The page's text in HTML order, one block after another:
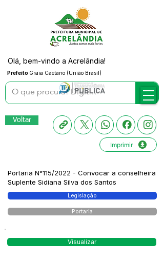
Prefeito Graia Caetano (União Brasil)
Olá, bem-vindo a Acrelândia!
Voltar
Imprimir
Portaria N°115/2022 - Convocar a conselheira
Suplente Sidiana Silva dos Santos
Legislação
Portaria
Visualizar